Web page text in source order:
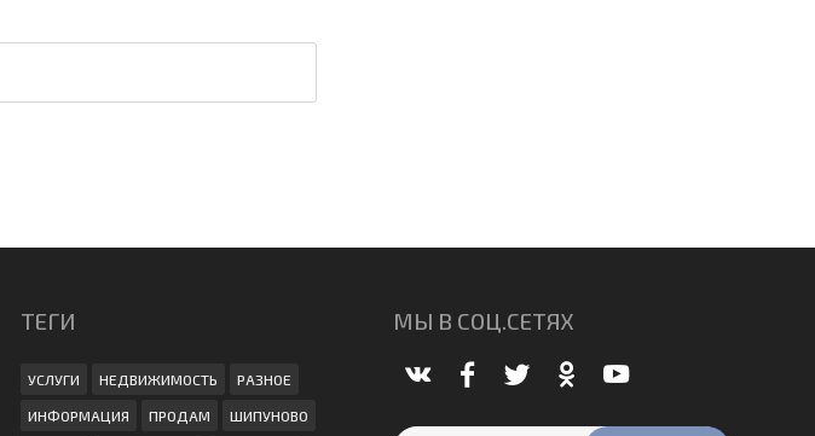
ТЕГИ
УСЛУГИ НЕДВИЖИМОСТЬ РАЗНОЕ
ИНФОРМАЦИЯ ПРОДАМ ШИПУНОВО
МЫ В СОЦ.СЕТЯХ